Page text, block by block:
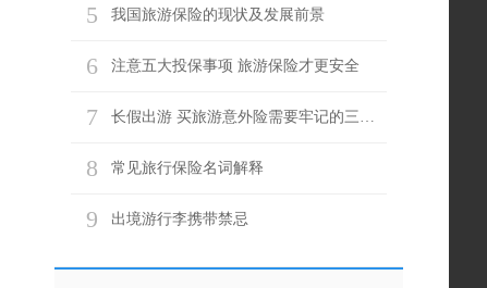
5 我国旅游保险的现状及发展前景
6 注意五大投保事项 旅游保险才更安全
7 长假出游 买旅游意外险需要牢记的三个关键词
8 常见旅行保险名词解释
9 出境游行李携带禁忌